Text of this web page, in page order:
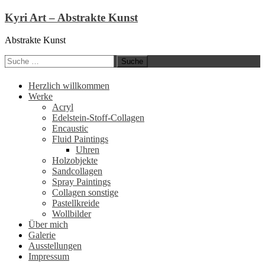
Kyri Art – Abstrakte Kunst
Abstrakte Kunst
Suche
nach:
Zum
Inhalt
Herzlich willkommen
Werke
Acryl
Edelstein-Stoff-Collagen
Encaustic
Fluid Paintings
Uhren
Holzobjekte
Sandcollagen
Spray Paintings
Collagen sonstige
Pastellkreide
Wollbilder
Über mich
Galerie
Ausstellungen
Impressum